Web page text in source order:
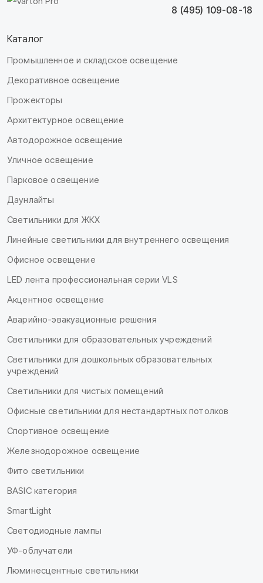
8 (495) 109-08-18
Каталог
Промышленное и складское освещение
Декоративное освещение
Прожекторы
Архитектурное освещение
Автодорожное освещение
Уличное освещение
Парковое освещение
Даунлайты
Светильники для ЖКХ
Линейные светильники для внутреннего освещения
Офисное освещение
LED лента профессиональная серии VLS
Акцентное освещение
Аварийно-эвакуационные решения
Светильники для образовательных учреждений
Светильники для дошкольных образовательных
учреждений
Светильники для чистых помещений
Офисные светильники для нестандартных потолков
Спортивное освещение
Железнодорожное освещение
Фито светильники
BASIC категория
SmartLight
Светодиодные лампы
УФ-облучатели
Люминесцентные светильники